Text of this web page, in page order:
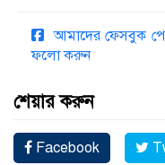
আমাদের ফেসবুক
ফলো করুন
শেয়ার করুন
Facebook